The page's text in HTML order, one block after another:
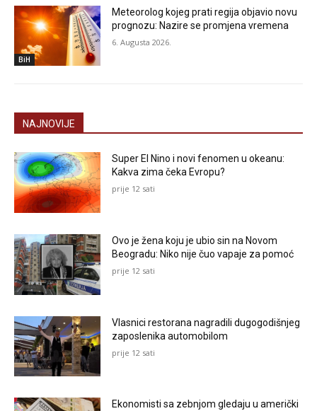
BiH
Meteorolog kojeg prati regija objavio novu
prognozu: Nazire se promjena vremena
6. Augusta 2026.
NAJNOVIJE
Super El Nino i novi fenomen u okeanu:
Kakva zima čeka Evropu?
prije 12 sati
Ovo je žena koju je ubio sin na Novom
Beogradu: Niko nije čuo vapaje za pomoć
prije 12 sati
Vlasnici restorana nagradili dugogodišnjeg
zaposlenika automobilom
prije 12 sati
Ekonomisti sa zebnjom gledaju u američki